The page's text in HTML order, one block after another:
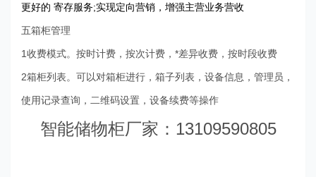
更好的 寄存服务;实现定向营销，增强主营业务营收
五箱柜管理
1收费模式。按时计费，按次计费，*差异收费，按时段收费
2箱柜列表。可以对箱柜进行，箱子列表，设备信息，管理员，
使用记录查询，二维码设置，设备续费等操作
智能储物柜厂家：13109590805